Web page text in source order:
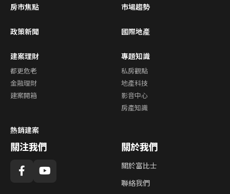
房市焦點 市場趨勢
政策新聞 國際地產
建案理財
都更危老
金融理財
建案開箱
專題知識
私房觀點
地產科技
影音中心
房產知識
熱銷建案
關注我們 關於我們
關於富比士
聯絡我們